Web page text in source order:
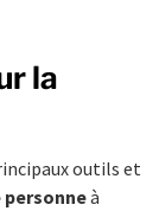
la
outils et
à